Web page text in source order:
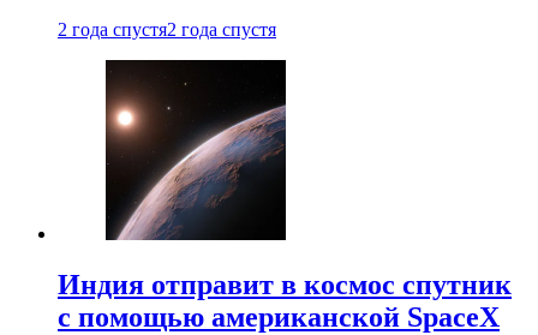
2 года спустя2 года спустя
Индия отправит в космос спутник
с помощью американской SpaceX